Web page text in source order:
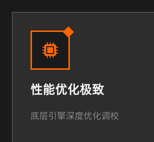
性能优化极致
底层引擎深度优化调校